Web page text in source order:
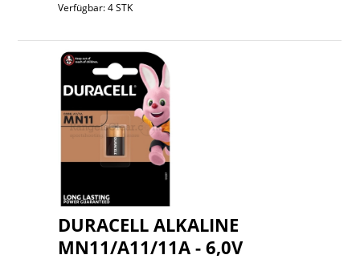
Verfügbar: 4 STK
DURACELL ALKALINE
MN11/A11/11A - 6,0V